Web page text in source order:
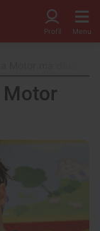
Motor